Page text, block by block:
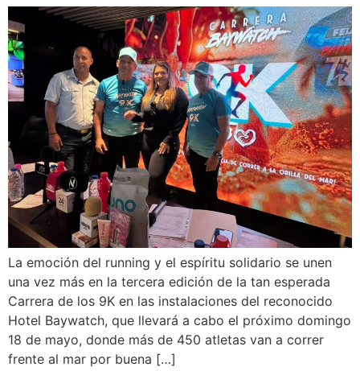
La emoción del running y el espíritu solidario se unen
una vez más en la tercera edición de la tan esperada
Carrera de los 9K en las instalaciones del reconocido
Hotel Baywatch, que llevará a cabo el próximo domingo
18 de mayo, donde más de 450 atletas van a correr
frente al mar por buena […]